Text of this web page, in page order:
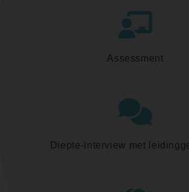
Assessment
Diepte-interview met